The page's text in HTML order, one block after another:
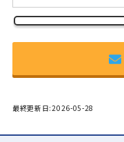
最終更新日:2026-05-28